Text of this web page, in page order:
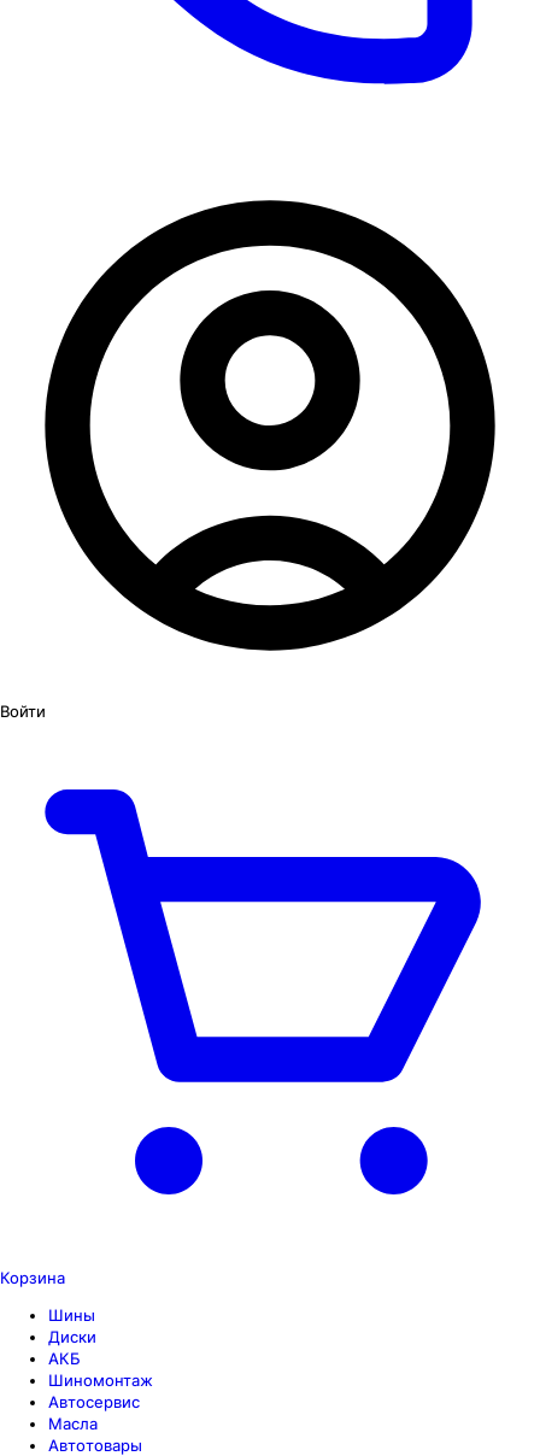
Войти
Корзина
Шины
Диски
АКБ
Шиномонтаж
Автосервис
Масла
Автотовары